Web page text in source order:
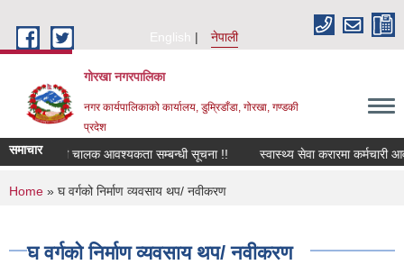
English
नेपाली
गोरखा नगरपालिका
नगर कार्यपालिकाको कार्यालय, डुम्रिडाँडा, गोरखा, गण्डकी
प्रदेश
समाचारसवारी चालक आवश्यकता सम्बन्धी सूचना !! स्वास्थ्य सेवा करारमा कर्मचारी
You are here
Home » घ वर्गको निर्माण व्यवसाय थप/ नवीकरण
घ वर्गको निर्माण व्यवसाय थप/ नवीकरण